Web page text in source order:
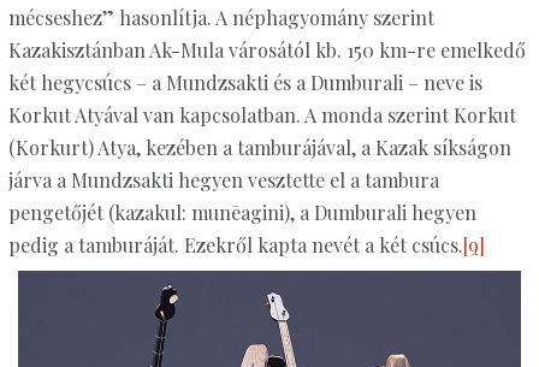
mécseshez” hasonlítja. A néphagyomány szerint
Kazakisztánban Ak-Mula városától kb. 150 km-re emelkedő
két hegycsúcs – a Mundzsakti és a Dumburali – neve is
Korkut Atyával van kapcsolatban. A monda szerint Korkut
(Korkurt) Atya, kezében a tamburájával, a Kazak síkságon
járva a Mundzsakti hegyen vesztette el a tambura
pengetőjét (kazakul: munēagini), a Dumburali hegyen
pedig a tamburáját. Ezekről kapta nevét a két csúcs.[9]